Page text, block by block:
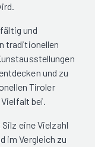
und
traditionellen
und zu
Tiroler
bei.
eine Vielzahl
im Vergleich zu